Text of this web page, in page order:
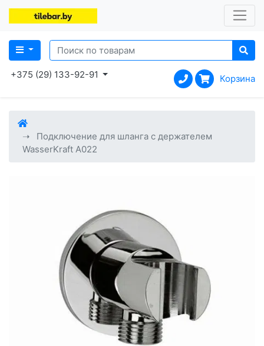
+375 (29) 133-92-91 Корзина
Подключение для шланга с держателем
WasserKraft A022